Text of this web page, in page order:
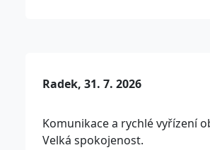
Radek, 31. 7. 2026
Komunikace a rychlé vyřízení
Velká spokojenost.